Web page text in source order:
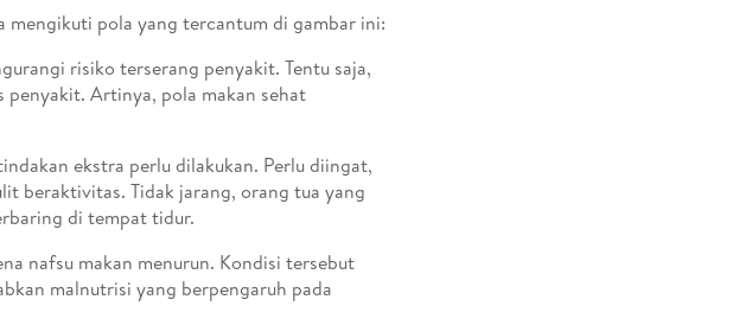
mengikuti pola yang tercantum di gambar ini:
risiko terserang penyakit. Tentu saja,
penyakit. Artinya, pola makan sehat
ekstra perlu dilakukan. Perlu diingat,
beraktivitas. Tidak jarang, orang tua yang
di tempat tidur.
nafsu makan menurun. Kondisi tersebut
malnutrisi yang berpengaruh pada